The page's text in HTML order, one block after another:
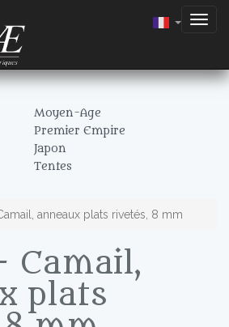
Moyen-Age
Premier Empire
Japon
Tentes
anneaux plats rivetés, 8 mm
Camail,
plats